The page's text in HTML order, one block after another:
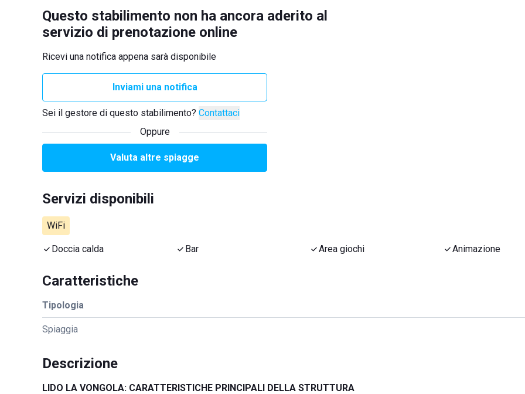
Questo stabilimento non ha ancora aderito al
servizio di prenotazione online
Ricevi una notifica appena sarà disponibile
Inviami una notifica
Sei il gestore di questo stabilimento? Contattaci
Oppure
Valuta altre spiagge
Servizi disponibili
WiFi
Doccia calda Bar Area giochi Animazione
Caratteristiche
Tipologia
Spiaggia
Descrizione
LIDO LA VONGOLA: CARATTERISTICHE PRINCIPALI DELLA STRUTTURA